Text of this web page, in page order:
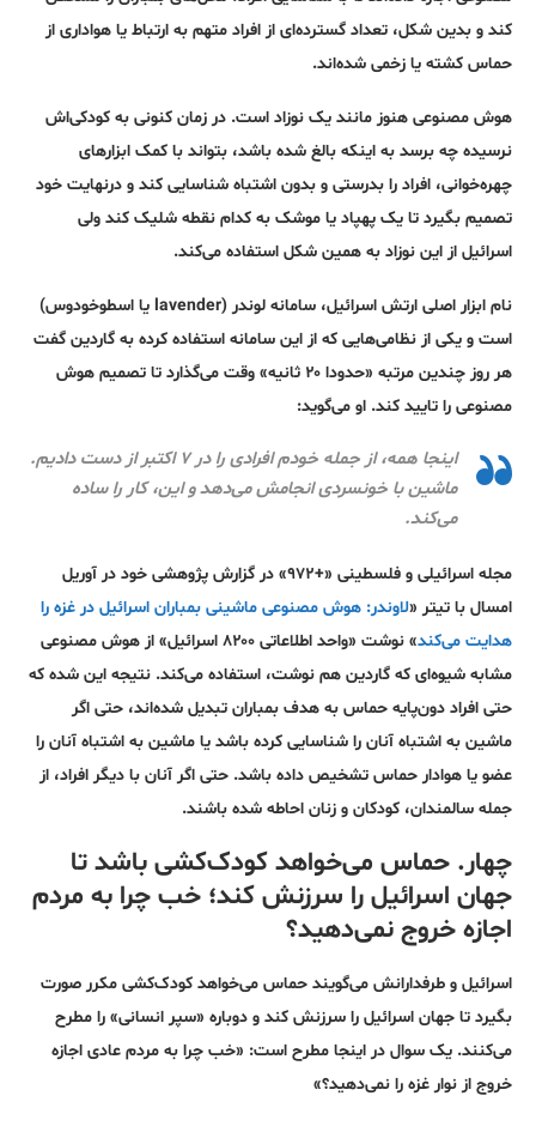
کند و بدین‌ شکل، تعداد گسترده‌ای از افراد متهم به ارتباط یا هواداری از
حماس کشته یا زخمی شده‌اند.
هوش مصنوعی هنوز مانند یک نوزاد است. در زمان کنونی به کودکی‌اش
نرسیده چه برسد به اینکه بالغ شده باشد، بتواند با کمک ابزارهای
چهره‌خوانی، افراد را بدرستی و بدون اشتباه شناسایی کند و درنهایت خود
تصمیم بگیرد تا یک پهپاد یا موشک به کدام نقطه شلیک کند ولی
اسرائیل از این نوزاد به همین شکل استفاده می‌کند.
نام ابزار اصلی ارتش اسرائیل، سامانه لوندر (lavender یا اسطوخودوس)
است و یکی از نظامی‌هایی که از این سامانه استفاده کرده به گاردین گفت
هر روز چندین مرتبه «حدودا ۲۰ ثانیه» وقت می‌گذارد تا تصمیم هوش
مصنوعی را تایید کند. او می‌گوید:
اینجا همه، از جمله خودم افرادی را در ۷ اکتبر از دست دادیم.
ماشین با خونسردی انجامش می‌دهد و این، کار را ساده
می‌کند.
مجله اسرائیلی و فلسطینی «+۹۷۲» در گزارش پژوهشی خود در آوریل
امسال با تیتر «لاوندر: هوش مصنوعی ماشینی بمباران اسرائیل در غزه را
هدایت می‌کند
» نوشت «واحد اطلاعاتی ۸۲۰۰ اسرائیل» از هوش مصنوعی
مشابه شیوه‌ای که گاردین هم نوشت، استفاده می‌کند. نتیجه این شده که
حتی افراد دون‌پایه حماس به هدف بمباران تبدیل شده‌اند، حتی اگر
ماشین به اشتباه آنان را شناسایی کرده باشد یا ماشین به اشتباه آنان را
عضو یا هوادار حماس تشخیص داده باشد. حتی اگر آنان با دیگر افراد، از
جمله سالمندان، کودکان و زنان احاطه شده باشند.
چهار. حماس می‌خواهد کودک‌کشی باشد تا
جهان اسرائیل را سرزنش کند؛ خب چرا به مردم
اجازه خروج نمی‌دهید؟
اسرائیل و طرفدارانش می‌گویند حماس می‌خواهد کودک‌کشی مکرر صورت
بگیرد تا جهان اسرائیل را سرزنش کند و دوباره «سپر انسانی» را مطرح
می‌کنند. یک سوال در اینجا مطرح است: «خب چرا به مردم عادی اجازه
خروج از نوار غزه را نمی‌دهید؟»